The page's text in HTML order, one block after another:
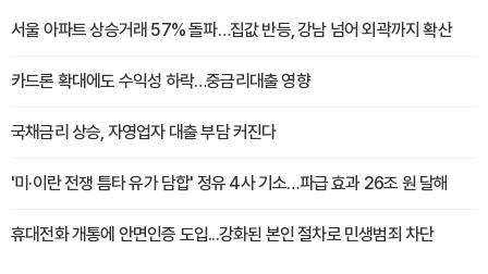
서울 아파트 상승거래 57% 돌파…집값 반등, 강남 넘어 외곽까지 확산
카드론 확대에도 수익성 하락…중금리대출 영향
국채금리 상승, 자영업자 대출 부담 커진다
'미·이란 전쟁 틈타 유가 담합' 정유 4사 기소…파급 효과 26조 원 달해
휴대전화 개통에 안면인증 도입...강화된 본인 절차로 민생범죄 차단